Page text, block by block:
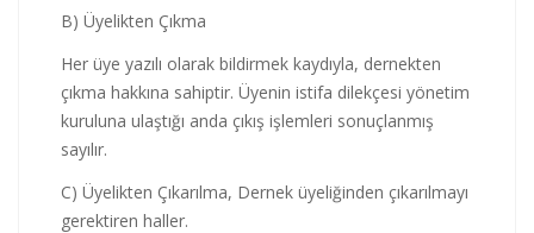
B) Üyelikten Çıkma
Her üye yazılı olarak bildirmek kaydıyla, dernekten
çıkma hakkına sahiptir. Üyenin istifa dilekçesi yönetim
kuruluna ulaştığı anda çıkış işlemleri sonuçlanmış
sayılır.
C) Üyelikten Çıkarılma, Dernek üyeliğinden çıkarılmayı
gerektiren haller.